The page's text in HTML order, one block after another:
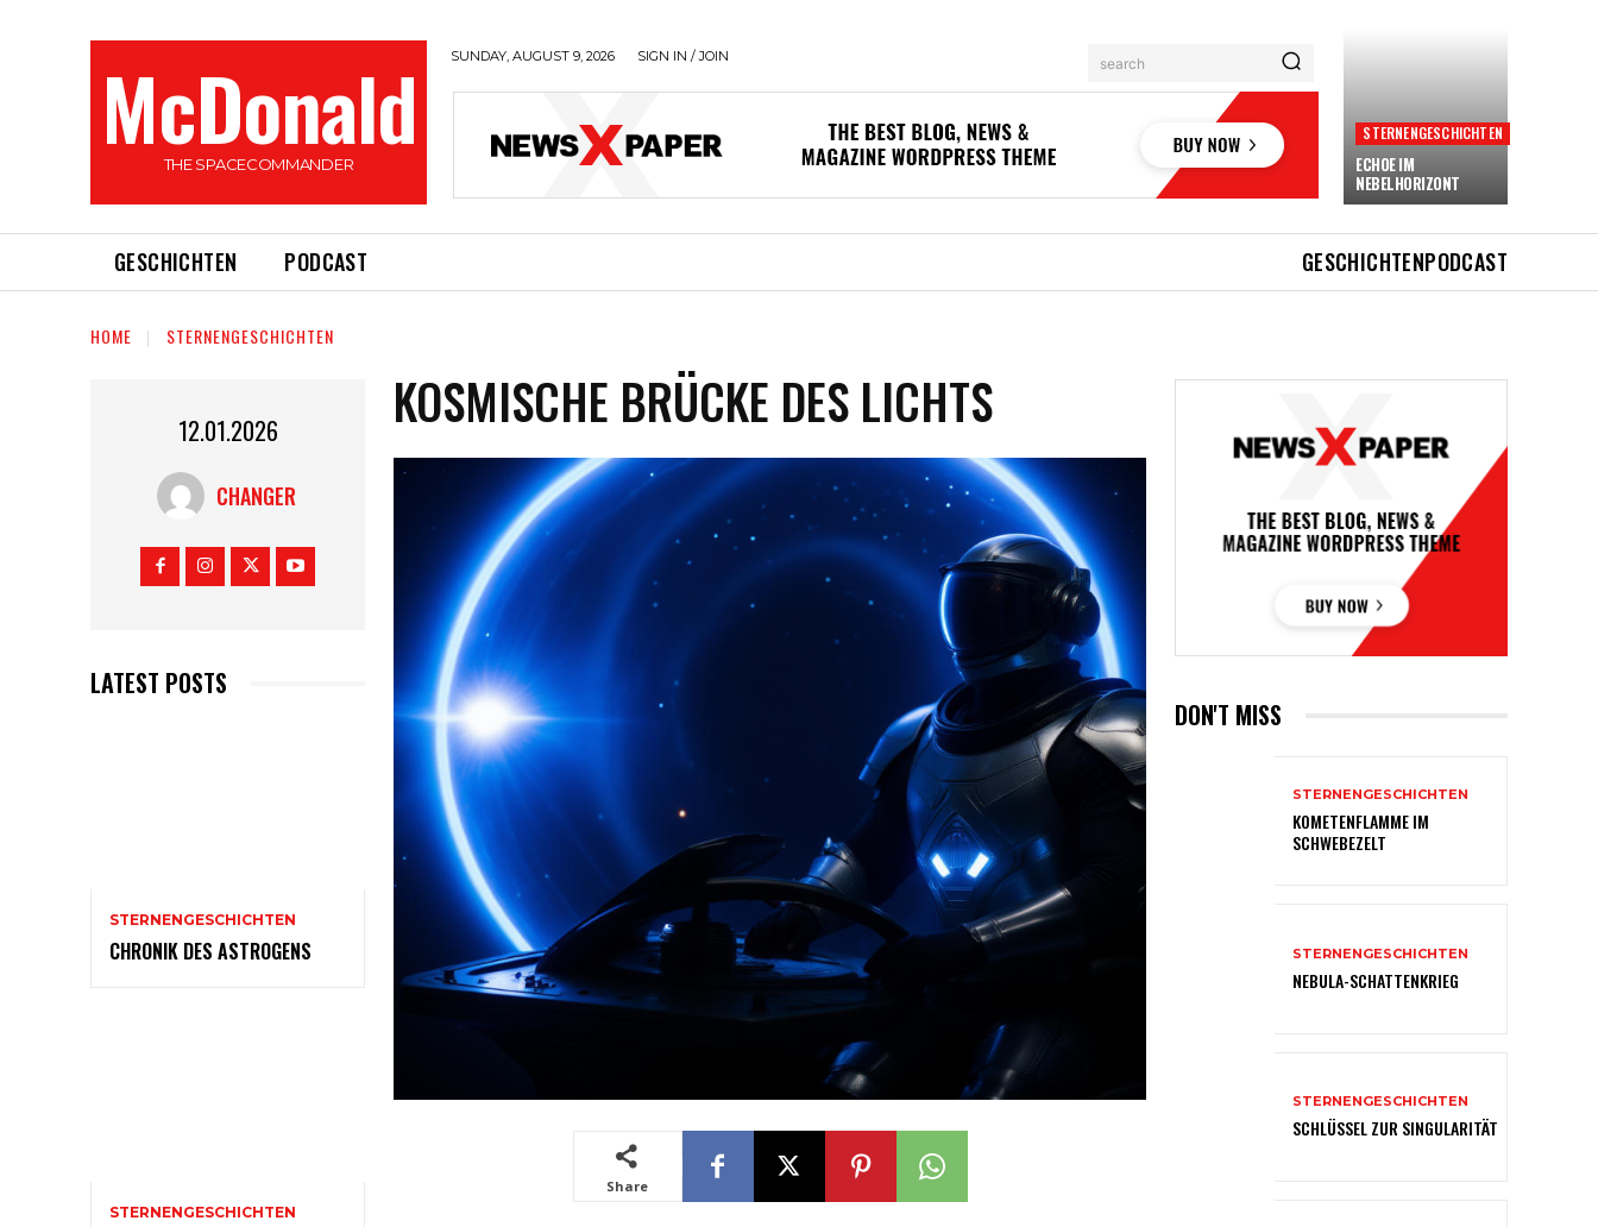
McDonald
THE SPACECOMMANDER
SUNDAY, AUGUST 9, 2026 SIGN IN / JOIN search
STERNENGESCHICHTEN
ECHOE IM
NEBELHORIZONT
GESCHICHTEN PODCAST GESCHICHTENPODCAST
HOME STERNENGESCHICHTEN
12.01.2026
CHANGER
LATEST POSTS
STERNENGESCHICHTEN
CHRONIK DES ASTROGENS
STERNENGESCHICHTEN
KOSMISCHE BRÜCKE DES LICHTS
Share
DON'T MISS
STERNENGESCHICHTEN
KOMETENFLAMME IM
SCHWEBEZELT
STERNENGESCHICHTEN
NEBULA-SCHATTENKRIEG
STERNENGESCHICHTEN
SCHLÜSSEL ZUR SINGULARITÄT